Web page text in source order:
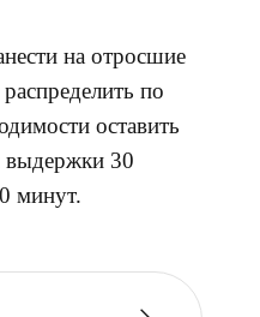
на отросшие
по
оставить
30
минут.